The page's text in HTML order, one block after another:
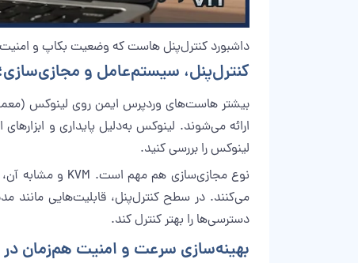
داشبورد کنترل‌پنل هاست که وضعیت بکاپ و
کنترل‌پنل، سیستم‌عامل و
ارائه می‌شوند. لینوکس به‌دلیل پایداری و
لینوکسرا بررسی کنید.
دسترسی‌ها را بهتر کنترل کند.
بهینه‌سازی سرعت و امنیت هم‌زمان